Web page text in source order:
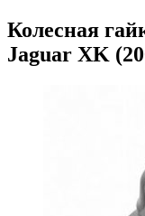
Колесная
Jaguar XK